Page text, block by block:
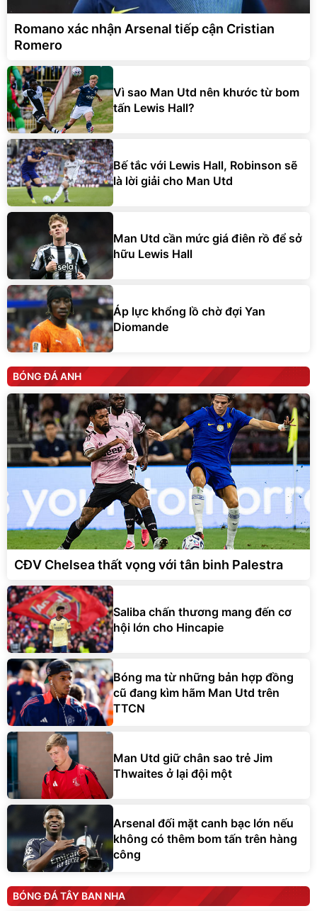
Romano xác nhận Arsenal tiếp cận Cristian
Romero
Vì sao Man Utd nên khước từ bom
tấn Lewis Hall?
Bế tắc với Lewis Hall, Robinson sẽ
là lời giải cho Man Utd
Man Utd cần mức giá điên rồ để sở
hữu Lewis Hall
Áp lực khổng lồ chờ đợi Yan
Diomande
BÓNG ĐÁ ANH
CĐV Chelsea thất vọng với tân binh Palestra
Saliba chấn thương mang đến cơ
hội lớn cho Hincapie
Bóng ma từ những bản hợp đồng
cũ đang kìm hãm Man Utd trên
TTCN
Man Utd giữ chân sao trẻ Jim
Thwaites ở lại đội một
Arsenal đối mặt canh bạc lớn nếu
không có thêm bom tấn trên hàng
công
BÓNG ĐÁ TÂY BAN NHA